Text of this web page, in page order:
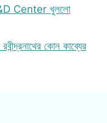
Center খুললো
কোন কাব্যের